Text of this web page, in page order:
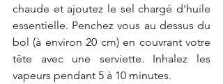
chaude et ajoutez le sel chargé d'huile
essentielle. Penchez vous au dessus du
bol (à environ 20 cm) en couvrant votre
tête avec une serviette. Inhalez les
vapeurs pendant 5 à 10 minutes.